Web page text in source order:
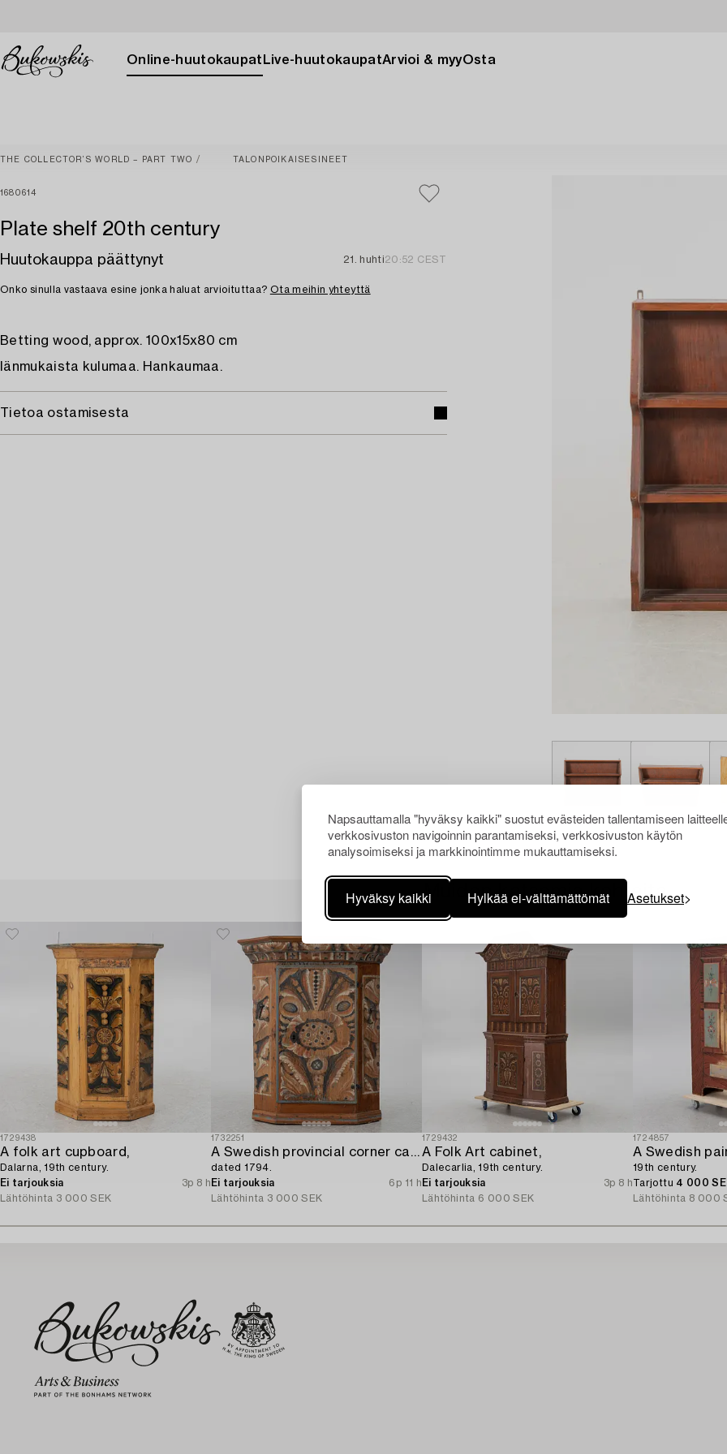
Napsauttamalla "hyväksy kaikki" suostut evästeiden tallentamiseen
verkkosivuston navigoinnin parantamiseksi, verkkosivuston käytön
analysoimiseksi ja markkinointimme mukauttamiseksi.
Hyväksy kaikki Hylkää ei-välttämättömät Asetukset
Online-huutokaupat Live-huutokaupatArvioi & myyOsta
THE COLLECTOR’S WORLD – PART TWO TALONPOIKAISESINEET
1680614
Plate shelf 20th century
Huutokauppa päättynyt 21. huhti20:52 CEST
Onko sinulla vastaava esine jonka haluat arvioituttaa? Ota meihin yhteyttä
Betting wood, approx. 100x15x80 cm
Iänmukaista kulumaa. Hankaumaa.
Tietoa ostamisesta
Muiden katsomia kohteita
1729438
A folk art cupboard,
Dalarna, 19th century.
Ei tarjouksia
3p 8 h
Lähtöhinta 3 000 SEK
1732251
A Swedish provincial corner cabinet,
dated 1794.
Ei tarjouksia
6p 11 h
Lähtöhinta 3 000 SEK
1729432
A Folk Art cabinet,
Dalecarlia, 19th century.
Ei tarjouksia
3p 8 h
Lähtöhinta 6 000 SEK
1724857
A Swedish
19th century.
Tarjottu 4 000
Lähtöhinta 8 000